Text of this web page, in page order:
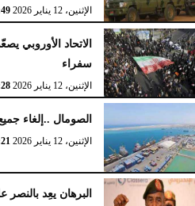
الإثنين، 12 يناير 2026
سفراء
الإثنين، 12 يناير 2026
الصومال ..إلغاء
الإثنين، 12 يناير 2026
البرهان يعِد